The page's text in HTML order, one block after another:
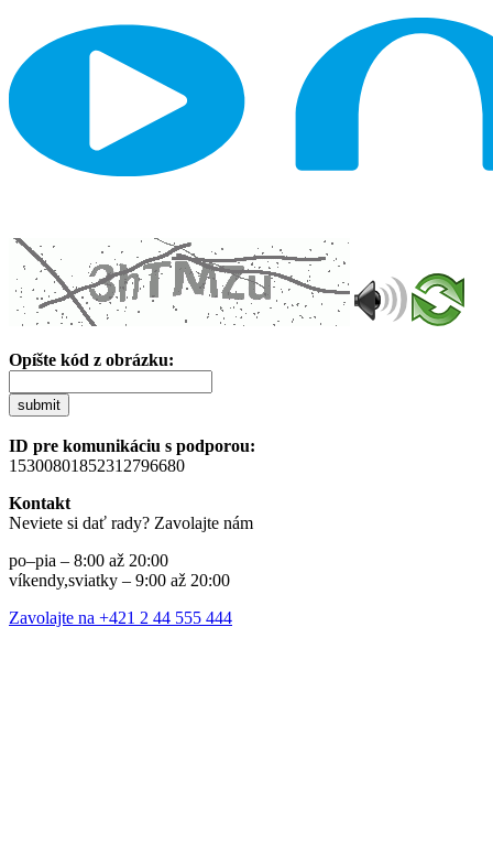
Opíšte kód z obrázku:
submit
ID pre komunikáciu s podporou:
15300801852312796680
Kontakt
Neviete si dať rady? Zavolajte nám
po–pia – 8:00 až 20:00
víkendy,sviatky – 9:00 až 20:00
Zavolajte na +421 2 44 555 444